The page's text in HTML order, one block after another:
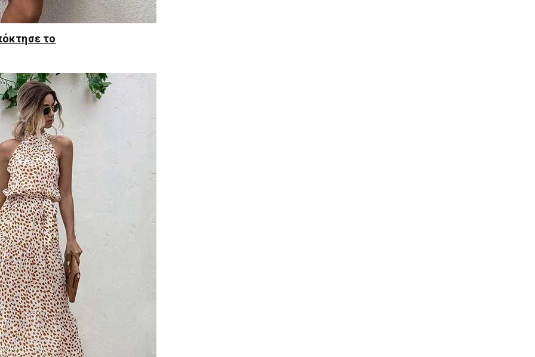
το